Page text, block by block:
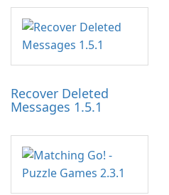
application designed to
optimize the gaming
experience for Grand Theft
Auto IV.
Recover Deleted
Messages 1.5.1